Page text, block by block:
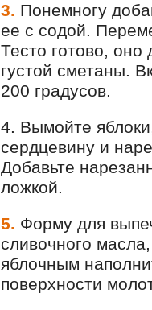
3. Понемногу
ее с содой.
Тесто готово,
густой сметаны.
200 градусов.
4. Вымойте
сердцевину и
Добавьте
ложкой.
5. Форму для
сливочного
яблочным
поверхности